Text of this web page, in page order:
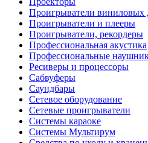
Проигрыватели виниловых
Проигрыватели и плееры
Проигрыватели, рекордеры
Профессиональная акустика
Профессиональные
Ресиверы и процессоры
Сабвуферы
Саундбары
Сетевое оборудование
Сетевые проигрыватели
Системы караоке
Системы Мультирум